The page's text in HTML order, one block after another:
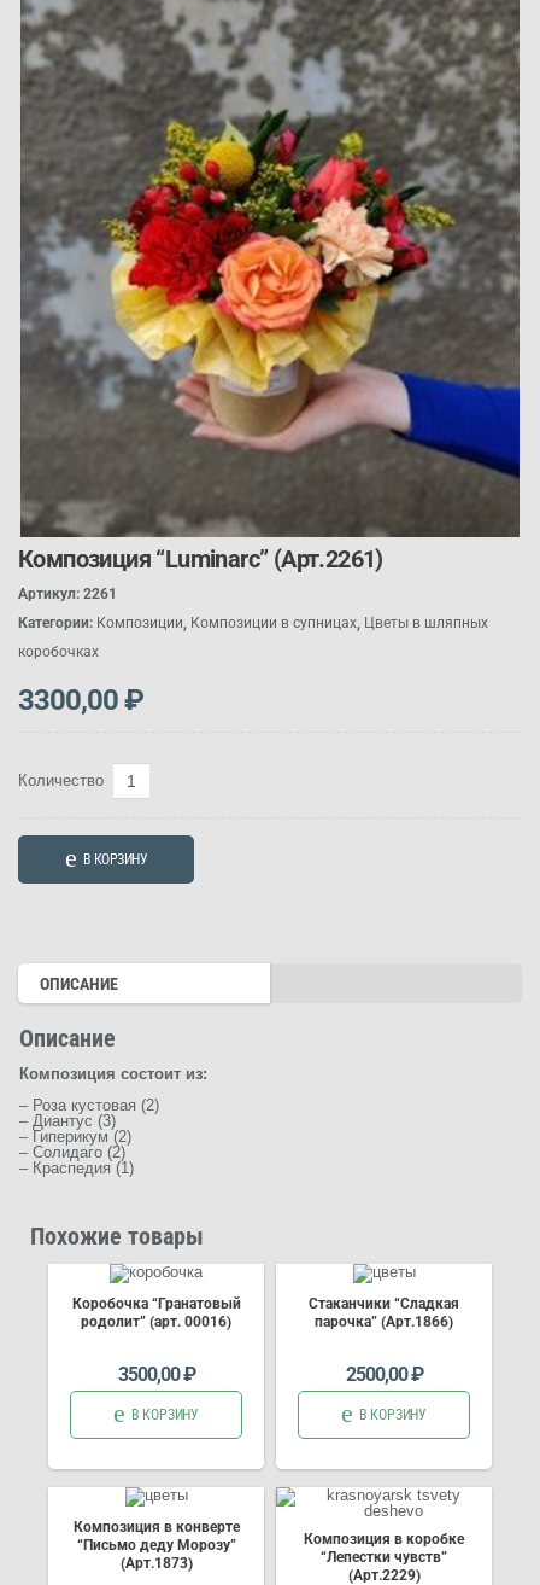
Композиция “Luminarc” (Арт.2261)
Артикул: 2261
Категории: Композиции Композиции в супницах Цветы в шляпных
коробочках
3300,00₽
Количество
Количество
Композиция
В КОРЗИНУ
ОПИСАНИЕ
Описание
Композиция состоит из:
– Роза кустовая (2)
– Диантус (3)
– Гиперикум (2)
– Солидаго (2)
– Краспедия (1)
Похожие товары
Коробочка “Гранатовый
родолит” (арт. 00016)
3500,00₽
В КОРЗИНУ
Стаканчики “Сладкая
парочка” (Арт.1866)
2500,00₽
В КОРЗИНУ
Композиция в конверте
“Письмо деду Морозу”
(Арт.1873)
Композиция в коробке
“Лепестки чувств”
(Арт.2229)